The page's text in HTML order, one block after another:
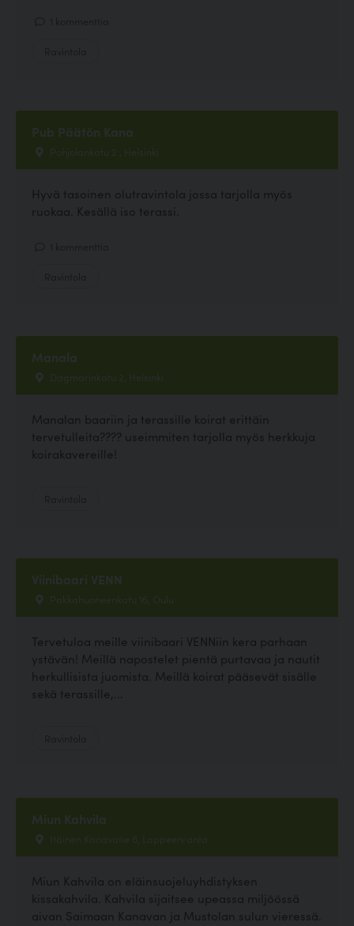
Pub Päätön Kana
Pohjolankatu 2 , Helsinki
Hyvä tasoinen olutravintola jossa tarjolla myös
ruokaa. Kesällä iso terassi.
Manala
Dagmarinkatu 2, Helsinki
Manalan baariin ja terassille koirat erittäin
tervetulleita???? useimmiten tarjolla myös herkkuja
koirakavereille!
Viinibaari VENN
Pakkahuoneenkatu 16, Oulu
Tervetuloa meille viinibaari VENNiin kera parhaan
ystävän! Meillä napostelet pientä purtavaa ja nautit
herkullisista juomista. Meillä koirat pääsevät sisälle
sekä terassille,...
Miun Kahvila
Itäinen Kanavatie 6, Lappeenranta
Miun Kahvila on eläinsuojeluyhdistyksen
kissakahvila. Kahvila sijaitsee upeassa miljöössä
aivan Saimaan Kanavan ja Mustolan sulun vieressä.